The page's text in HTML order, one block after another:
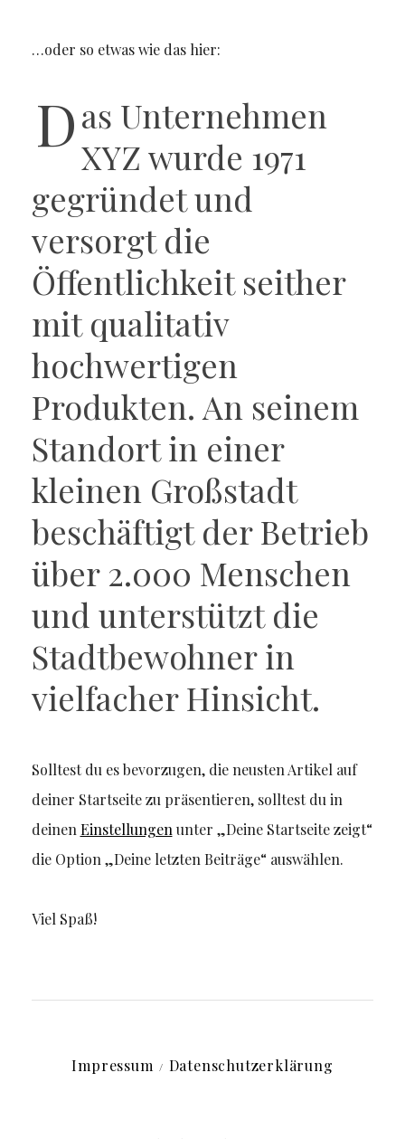
…oder so etwas wie das hier:
Das Unternehmen
XYZ wurde 1971
gegründet und
versorgt die
Öffentlichkeit seither
mit qualitativ
hochwertigen
Produkten. An seinem
Standort in einer
kleinen Großstadt
beschäftigt der Betrieb
über 2.000 Menschen
und unterstützt die
Stadtbewohner in
vielfacher Hinsicht.
Solltest du es bevorzugen, die neusten Artikel auf
deiner Startseite zu präsentieren, solltest du in
deinen Einstellungen unter „Deine Startseite zeigt“
die Option „Deine letzten Beiträge“ auswählen.
Viel Spaß!
Impressum Datenschutzerklärung